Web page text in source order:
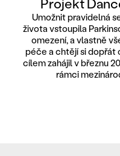
Umožnit pravidelná
života vstoupila
omezení, a vlastně
péče a chtějí si dopřát
cílem zahájil v březnu
rámci